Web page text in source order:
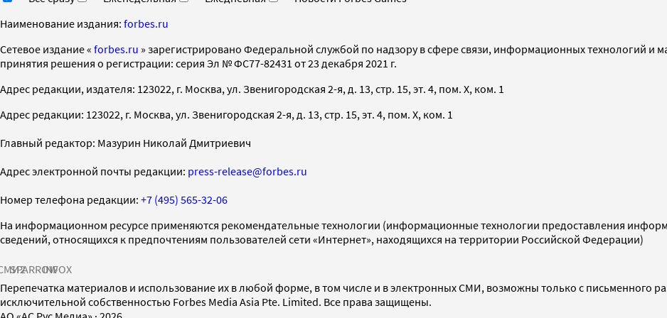
Наименование издания: forbes.ru
Cетевое издание « forbes.ru » зарегистрировано Федеральной службой по надзору в сфере связи, информационных технологий и
принятия решения о регистрации: серия Эл № ФС77-82431 от 23 декабря 2021 г.
Адрес редакции, издателя: 123022, г. Москва, ул. Звенигородская 2-я, д. 13, стр. 15, эт. 4, пом. X, ком. 1
Адрес редакции: 123022, г. Москва, ул. Звенигородская 2-я, д. 13, стр. 15, эт. 4, пом. X, ком. 1
Главный редактор: Мазурин Николай Дмитриевич
Адрес электронной почты редакции: press-release@forbes.ru
Номер телефона редакции: +7 (495) 565-32-06
На информационном ресурсе применяются рекомендательные технологии (информационные технологии предоставления
сведений, относящихся к предпочтениям пользователей сети «Интернет», находящихся на территории Российской Федерации)
SPARROWINFOX
Перепечатка материалов и использование их в любой форме, в том числе и в электронных СМИ, возможны только с письменного
исключительной собственностью Forbes Media Asia Pte. Limited. Все права защищены.